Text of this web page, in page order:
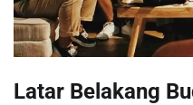
Latar Belakang